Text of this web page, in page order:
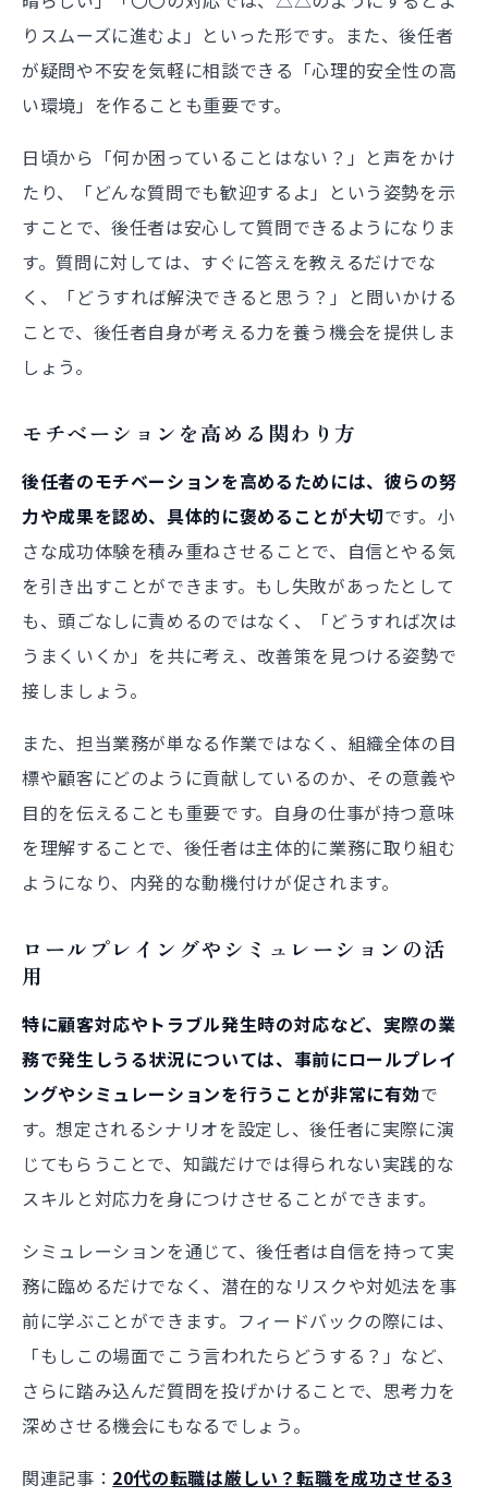
りスムーズに進むよ」といった形です。また、後任者
が疑問や不安を気軽に相談できる「心理的安全性の高
い環境」を作ることも重要です。
日頃から「何か困っていることはない？」と声をかけ
たり、「どんな質問でも歓迎するよ」という姿勢を示
すことで、後任者は安心して質問できるようになりま
す。質問に対しては、すぐに答えを教えるだけでな
く、「どうすれば解決できると思う？」と問いかける
ことで、後任者自身が考える力を養う機会を提供しま
しょう。
モチベーションを高める関わり方
後任者のモチベーションを高めるためには、彼らの努
力や成果を認め、具体的に褒めることが大切です。小
さな成功体験を積み重ねさせることで、自信とやる気
を引き出すことができます。もし失敗があったとして
も、頭ごなしに責めるのではなく、「どうすれば次は
うまくいくか」を共に考え、改善策を見つける姿勢で
接しましょう。
また、担当業務が単なる作業ではなく、組織全体の目
標や顧客にどのように貢献しているのか、その意義や
目的を伝えることも重要です。自身の仕事が持つ意味
を理解することで、後任者は主体的に業務に取り組む
ようになり、内発的な動機付けが促されます。
ロールプレイングやシミュレーションの活
用
特に顧客対応やトラブル発生時の対応など、実際の業
務で発生しうる状況については、事前にロールプレイ
ングやシミュレーションを行うことが非常に有効で
す。想定されるシナリオを設定し、後任者に実際に演
じてもらうことで、知識だけでは得られない実践的な
スキルと対応力を身につけさせることができます。
シミュレーションを通じて、後任者は自信を持って実
務に臨めるだけでなく、潜在的なリスクや対処法を事
前に学ぶことができます。フィードバックの際には、
「もしこの場面でこう言われたらどうする？」など、
さらに踏み込んだ質問を投げかけることで、思考力を
深めさせる機会にもなるでしょう。
関連記事： 20代の転職は厳しい？転職を成功させる3